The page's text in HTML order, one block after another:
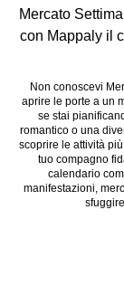
Mercato
con Mappaly il
Non conoscevi
aprire le porte a un
se stai
romantico o una
scoprire le attività
tuo compagno
calendario
manifestazioni,